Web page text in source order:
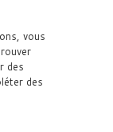
vous
des
des